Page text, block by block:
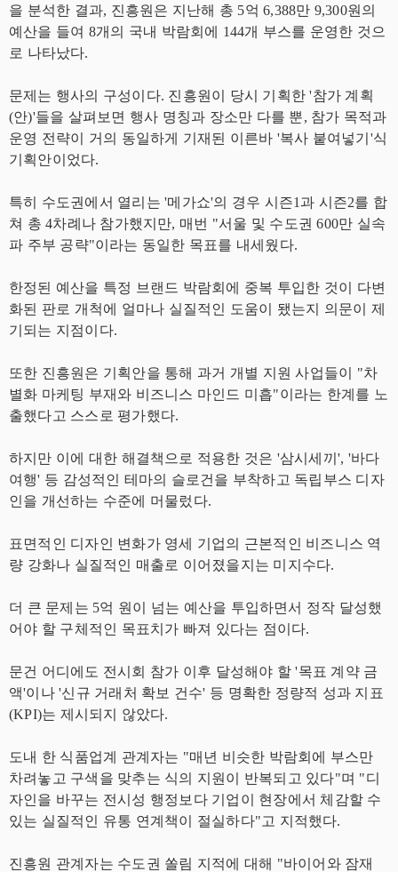
을 분석한 결과, 진흥원은 지난해 총 5억 6,388만 9,300원의
예산을 들여 8개의 국내 박람회에 144개 부스를 운영한 것으
로 나타났다.
문제는 행사의 구성이다. 진흥원이 당시 기획한 '참가 계획
(안)'들을 살펴보면 행사 명칭과 장소만 다를 뿐, 참가 목적과
운영 전략이 거의 동일하게 기재된 이른바 '복사 붙여넣기'식
기획안이었다.
특히 수도권에서 열리는 '메가쇼'의 경우 시즌1과 시즌2를 합
쳐 총 4차례나 참가했지만, 매번 "서울 및 수도권 600만 실속
파 주부 공략"이라는 동일한 목표를 내세웠다.
한정된 예산을 특정 브랜드 박람회에 중복 투입한 것이 다변
화된 판로 개척에 얼마나 실질적인 도움이 됐는지 의문이 제
기되는 지점이다.
또한 진흥원은 기획안을 통해 과거 개별 지원 사업들이 "차
별화 마케팅 부재와 비즈니스 마인드 미흡"이라는 한계를 노
출했다고 스스로 평가했다.
하지만 이에 대한 해결책으로 적용한 것은 '삼시세끼', '바다
여행' 등 감성적인 테마의 슬로건을 부착하고 독립부스 디자
인을 개선하는 수준에 머물렀다.
표면적인 디자인 변화가 영세 기업의 근본적인 비즈니스 역
량 강화나 실질적인 매출로 이어졌을지는 미지수다.
더 큰 문제는 5억 원이 넘는 예산을 투입하면서 정작 달성했
어야 할 구체적인 목표치가 빠져 있다는 점이다.
문건 어디에도 전시회 참가 이후 달성해야 할 '목표 계약 금
액'이나 '신규 거래처 확보 건수' 등 명확한 정량적 성과 지표
(KPI)는 제시되지 않았다.
도내 한 식품업계 관계자는 "매년 비슷한 박람회에 부스만
차려놓고 구색을 맞추는 식의 지원이 반복되고 있다"며 "디
자인을 바꾸는 전시성 행정보다 기업이 현장에서 체감할 수
있는 실질적인 유통 연계책이 절실하다"고 지적했다.
진흥원 관계자는 수도권 쏠림 지적에 대해 "바이어와 잠재